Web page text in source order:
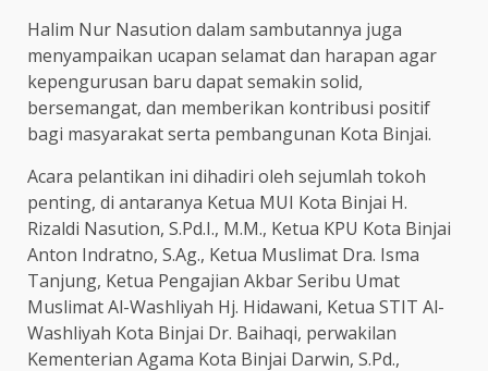
Halim Nur Nasution dalam sambutannya juga
menyampaikan ucapan selamat dan harapan agar
kepengurusan baru dapat semakin solid,
bersemangat, dan memberikan kontribusi positif
bagi masyarakat serta pembangunan Kota Binjai.
Acara pelantikan ini dihadiri oleh sejumlah tokoh
penting, di antaranya Ketua MUI Kota Binjai H.
Rizaldi Nasution, S.Pd.I., M.M., Ketua KPU Kota Binjai
Anton Indratno, S.Ag., Ketua Muslimat Dra. Isma
Tanjung, Ketua Pengajian Akbar Seribu Umat
Muslimat Al-Washliyah Hj. Hidawani, Ketua STIT Al-
Washliyah Kota Binjai Dr. Baihaqi, perwakilan
Kementerian Agama Kota Binjai Darwin, S.Pd.,